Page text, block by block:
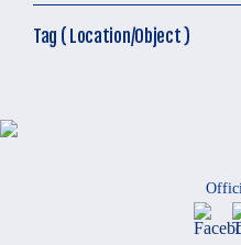
Tag ( Location/Object )